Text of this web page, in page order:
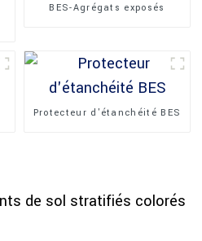
BES-Agrégats exposés
Protecteur d'étanchéité BES